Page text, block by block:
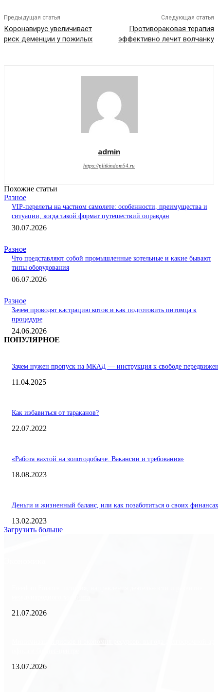
Предыдущая статья
Коронавирус увеличивает
риск деменции у пожилых
Следующая статья
Противораковая терапия
эффективно лечит волчанку
admin
https://plitkindom54.ru
Похожие статьи
Разное
VIP-перелеты на частном самолете: особенности, преимущества и
ситуации, когда такой формат путешествий оправдан
30.07.2026
Разное
Что представляют собой промышленные котельные и какие бывают
типы оборудования
06.07.2026
Разное
Зачем проводят кастрацию котов и как подготовить питомца к
процедуре
24.06.2026
ПОПУЛЯРНОЕ
Зачем нужен пропуск на МКАД — инструкция к свободе
11.04.2025
Как избавиться от тараканов?
22.07.2022
«Работа вахтой на золотодобыче: Вакансии и требования»
18.08.2023
Деньги и жизненный баланс, или как позаботиться о своих финансах
13.02.2023
Загрузить больше
21.07.2026
13.07.2026